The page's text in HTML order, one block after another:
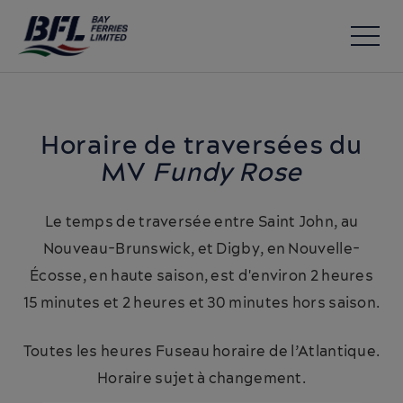
Horaire de traversées du
MV Fundy Rose
Le temps de traversée entre Saint John, au
Nouveau-Brunswick, et Digby, en Nouvelle-
Écosse, en haute saison, est d'environ 2 heures
15 minutes et 2 heures et 30 minutes hors saison.
Toutes les heures Fuseau horaire de l’Atlantique.
Horaire sujet à changement.